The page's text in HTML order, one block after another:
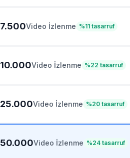
7.500Video İzlenme %11 tasarruf
10.000Video İzlenme %22 tasarruf
25.000Video İzlenme %20 tasarruf
50.000Video İzlenme %24 tasarruf